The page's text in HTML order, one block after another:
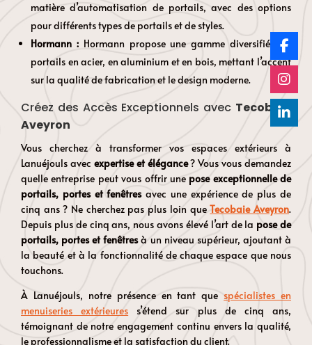
matière d’automatisation de portails, avec des options
pour différents types de portails et de styles.
Hormann :Hormann propose une gamme diversifiée de
portails en acier, en aluminium et en bois, mettant l’accent
sur la qualité de fabrication et le design moderne.
Créez des Accès Exceptionnels avec Tecobaie
Aveyron
Vous cherchez à transformer vos espaces extérieurs à
Lanuéjouls avec expertise et élégance? Vous vous demandez
quelle entreprise peut vous offrir une pose exceptionnelle de
portails, portes et fenêtresavec une expérience de plus de
cinq ans ? Ne cherchez pas plus loin queTecobaie Aveyron.
Depuis plus de cinq ans, nous avons élevé l’art de la pose de
portails, portes et fenêtresà un niveau supérieur, ajoutant à
la beauté et à la fonctionnalité de chaque espace que nous
touchons.
À Lanuéjouls, notre présence en tant quespécialistes en
menuiseries extérieures s’étend sur plus de cinq ans,
témoignant de notre engagement continu envers la qualité,
le professionnalisme et la satisfaction du client.